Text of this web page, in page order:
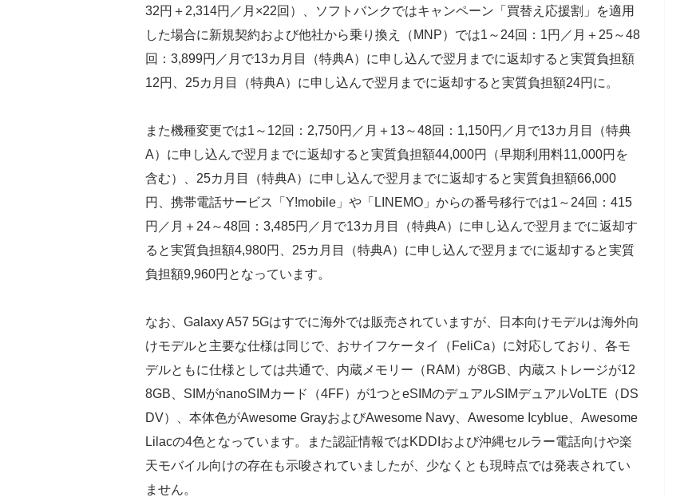
32円＋2,314円／月×22回）、ソフトバンクではキャンペーン「買替え応援割」を適用
した場合に新規契約および他社から乗り換え（MNP）では1～24回：1円／月＋25～48
回：3,899円／月で13カ月目（特典A）に申し込んで翌月までに返却すると実質負担額
12円、25カ月目（特典A）に申し込んで翌月までに返却すると実質負担額24円に。
また機種変更では1～12回：2,750円／月＋13～48回：1,150円／月で13カ月目（特典
A）に申し込んで翌月までに返却すると実質負担額44,000円（早期利用料11,000円を
含む）、25カ月目（特典A）に申し込んで翌月までに返却すると実質負担額66,000
円、携帯電話サービス「Y!mobile」や「LINEMO」からの番号移行では1～24回：415
円／月＋24～48回：3,485円／月で13カ月目（特典A）に申し込んで翌月までに返却す
ると実質負担額4,980円、25カ月目（特典A）に申し込んで翌月までに返却すると実質
負担額9,960円となっています。
なお、Galaxy A57 5Gはすでに海外では販売されていますが、日本向けモデルは海外向
けモデルと主要な仕様は同じで、おサイフケータイ（FeliCa）に対応しており、各モ
デルともに仕様としては共通で、内蔵メモリー（RAM）が8GB、内蔵ストレージが12
8GB、SIMがnanoSIMカード（4FF）が1つとeSIMのデュアルSIMデュアルVoLTE（DS
DV）、本体色がAwesome GrayおよびAwesome Navy、Awesome Icyblue、Awesome
Lilacの4色となっています。また認証情報ではKDDIおよび沖縄セルラー電話向けや楽
天モバイル向けの存在も示唆されていましたが、少なくとも現時点では発表されてい
ません。